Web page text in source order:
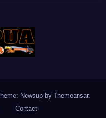
Newsup by Themeansar.
Contact